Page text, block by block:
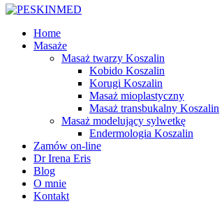
Home
Masaże
Masaż twarzy Koszalin
Kobido Koszalin
Korugi Koszalin
Masaż mioplastyczny
Masaż transbukalny Koszalin
Masaż modelujący sylwetkę
Endermologia Koszalin
Zamów on-line
Dr Irena Eris
Blog
O mnie
Kontakt